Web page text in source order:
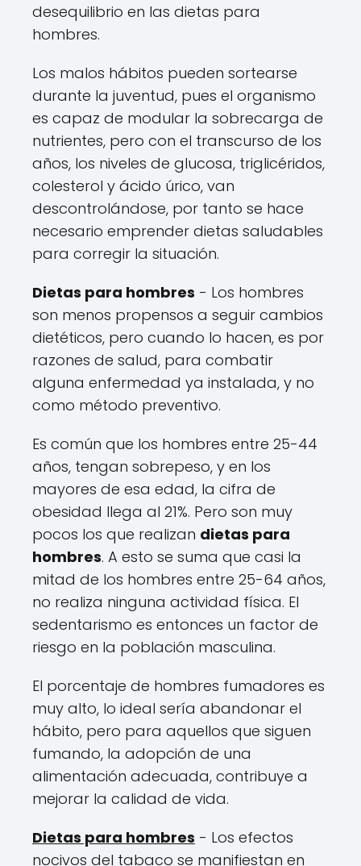
desequilibrio en las dietas para
hombres.
Los malos hábitos pueden sortearse
durante la juventud, pues el organismo
es capaz de modular la sobrecarga de
nutrientes, pero con el transcurso de los
años, los niveles de glucosa, triglicéridos,
colesterol y ácido úrico, van
descontrolándose, por tanto se hace
necesario emprender dietas saludables
para corregir la situación.
Dietas para hombres - Los hombres
son menos propensos a seguir cambios
dietéticos, pero cuando lo hacen, es por
razones de salud, para combatir
alguna enfermedad ya instalada, y no
como método preventivo.
Es común que los hombres entre 25-44
años, tengan sobrepeso, y en los
mayores de esa edad, la cifra de
obesidad llega al 21%. Pero son muy
pocos los que realizan dietas para
hombres. A esto se suma que casi la
mitad de los hombres entre 25-64 años,
no realiza ninguna actividad física. El
sedentarismo es entonces un factor de
riesgo en la población masculina.
El porcentaje de hombres fumadores es
muy alto, lo ideal sería abandonar el
hábito, pero para aquellos que siguen
fumando, la adopción de una
alimentación adecuada, contribuye a
mejorar la calidad de vida.
Dietas para hombres - Los efectos
nocivos del tabaco se manifiestan en